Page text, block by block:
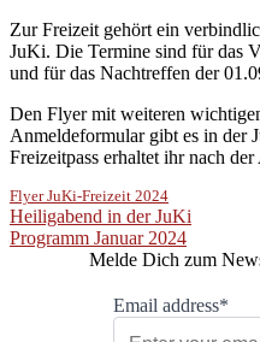
Zur Freizeit gehört ein
JuKi. Die Termine sind für das
und für das Nachtreffen der
Den Flyer mit weiteren
Anmeldeformular gibt es in der
Freizeitpass erhaltet ihr nach
Flyer JuKi-Freizeit 2024
Beitragsnavigation
Heiligabend in der JuKi
Programm Januar 2024
Melde Dich zum
Email address*